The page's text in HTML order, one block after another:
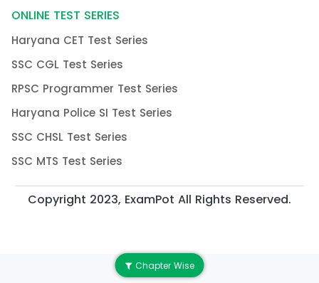
Chapter Wise
ONLINE TEST SERIES
Haryana CET Test Series
SSC CGL Test Series
RPSC Programmer Test Series
Haryana Police SI Test Series
SSC CHSL Test Series
SSC MTS Test Series
Copyright 2023, ExamPot All Rights Reserved.